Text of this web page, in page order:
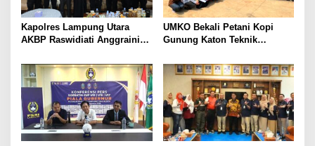
Kapolres Lampung Utara
AKBP Raswidiati Anggraini
Tokoh Masyarakat dan Adat
Perkuat Kamtibmas
UMKO Bekali Petani Kopi
Gunung Katon Teknik
Jual Hasil Panen Meningkat